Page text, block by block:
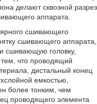
делают сквозной разрез
аппарата.
сшивающего
сшивающего аппарата,
сшивающую головку,
что проводящий
дистальный конец
емкостью,
более тонким, чем
проводящего элемента